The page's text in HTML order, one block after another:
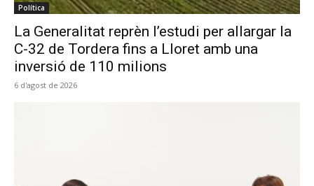
Política
La Generalitat reprèn l’estudi per allargar la
C-32 de Tordera fins a Lloret amb una
inversió de 110 milions
6 d'agost de 2026